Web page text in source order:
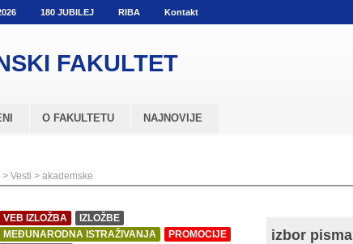
180 JUBILEJ RIBA Kontakt
FAKULTET
O FAKULTETU NAJNOVIJE
> Vesti > akademske
VEB IZLOŽBA
IZLOŽBE
MEĐUNARODNA ISTRAŽIVANJA
PROMOCIJE
izbor pisma